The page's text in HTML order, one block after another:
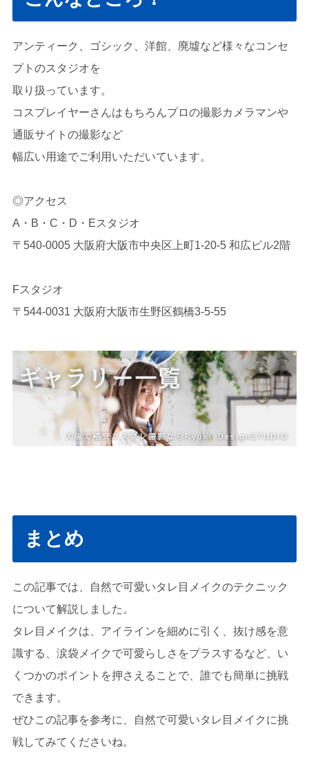
アンティーク、ゴシック、洋館、廃墟など様々なコンセ
プトのスタジオを
取り扱っています。
コスプレイヤーさんはもちろんプロの撮影カメラマンや
通販サイトの撮影など
幅広い用途でご利用いただいています。
◎アクセス
A・B・C・D・Eスタジオ
〒540-0005 大阪府大阪市中央区上町1-20-5 和広ビル2階
Fスタジオ
〒544-0031 大阪府大阪市生野区鶴橋3-5-55
まとめ
この記事では、自然で可愛いタレ目メイクのテクニック
について解説しました。
タレ目メイクは、アイラインを細めに引く、抜け感を意
識する、涙袋メイクで可愛らしさをプラスするなど、い
くつかのポイントを押さえることで、誰でも簡単に挑戦
できます。
ぜひこの記事を参考に、自然で可愛いタレ目メイクに挑
戦してみてくださいね。